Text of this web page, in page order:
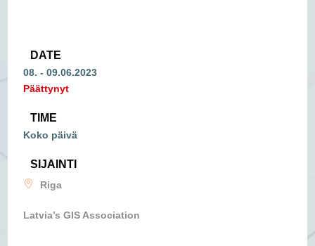
DATE
08. - 09.06.2023
Päättynyt
TIME
Koko päivä
SIJAINTI
Riga
Latvia’s GIS Association